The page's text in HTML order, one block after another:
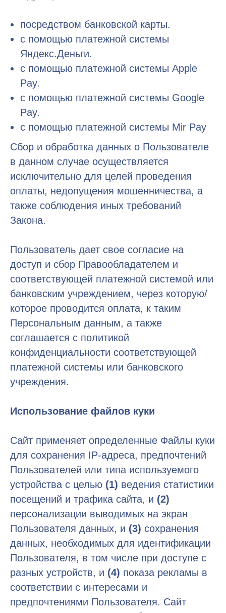
посредством банковской карты.
с помощью платежной системы
Яндекс.Деньги.
с помощью платежной системы Apple
Pay.
с помощью платежной системы Google
Pay.
с помощью платежной системы Mir Pay
Сбор и обработка данных о Пользователе
в данном случае осуществляется
исключительно для целей проведения
оплаты, недопущения мошенничества, а
также соблюдения иных требований
Закона.
Пользователь дает свое согласие на
доступ и сбор Правообладателем и
соответствующей платежной системой или
банковским учреждением, через которую/
которое проводится оплата, к таким
Персональным данным, а также
соглашается с политикой
конфиденциальности соответствующей
платежной системы или банковского
учреждения.
Использование файлов куки
Сайт применяет определенные Файлы куки
для сохранения IP-адреса, предпочтений
Пользователей или типа используемого
устройства с целью (1) ведения статистики
посещений и трафика сайта, и (2)
персонализации выводимых на экран
Пользователя данных, и (3) сохранения
данных, необходимых для идентификации
Пользователя, в том числе при доступе с
разных устройств, и (4) показа рекламы в
соответствии с интересами и
предпочтениями Пользователя. Сайт